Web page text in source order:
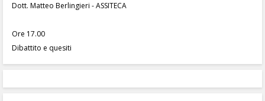
Dott. Matteo Berlingieri - ASSITECA
Ore 17.00
Dibattito e quesiti